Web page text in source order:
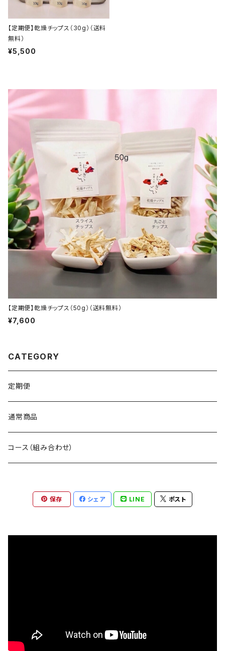
【定期便】乾燥チップス（30g）（送料
無料）
¥5,500
【定期便】乾燥チップス（50g）（送料無料）
¥7,600
CATEGORY
定期便
通常商品
コース（組み合わせ）
保存 シェア LINE ポスト